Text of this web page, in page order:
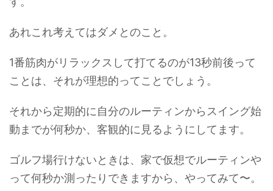
あれこれ考えてはダメとのこと。
1番筋肉がリラックスして打てるのが13秒前後って
ことは、それが理想的ってことでしょう。
それから定期的に自分のルーティンからスイング始
動までが何秒か、客観的に見るようにしてます。
ゴルフ場行けないときは、家で仮想でルーティンや
って何秒か測ったりできますから、やってみて〜。